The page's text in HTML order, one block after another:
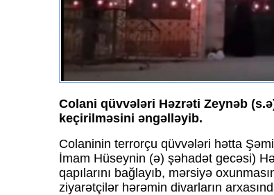
Colani qüvvələri Həzrəti Zeynəb
keçirilməsini əngəlləyib.
Colaninin terrorçu qüvvələri hətta
İmam Hüseynin (ə) şəhadət gecəsi)
qapılarını bağlayıb, mərsiyə
ziyarətçilər hərəmin divarların